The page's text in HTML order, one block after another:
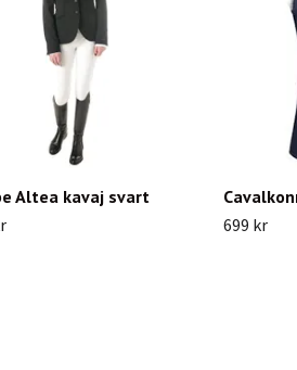
Altea kavaj svart
699 kr